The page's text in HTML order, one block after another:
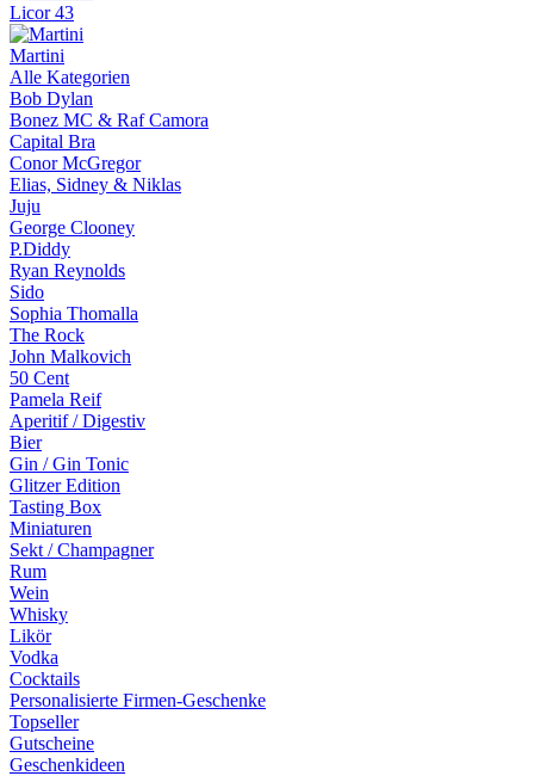
Licor 43
Martini
Alle Kategorien
Bob Dylan
Bonez MC & Raf Camora
Capital Bra
Conor McGregor
Elias, Sidney & Niklas
Juju
George Clooney
P.Diddy
Ryan Reynolds
Sido
Sophia Thomalla
The Rock
John Malkovich
50 Cent
Pamela Reif
Aperitif / Digestiv
Bier
Gin / Gin Tonic
Glitzer Edition
Tasting Box
Miniaturen
Sekt / Champagner
Rum
Wein
Whisky
Likör
Vodka
Cocktails
Personalisierte Firmen-Geschenke
Topseller
Gutscheine
Geschenkideen